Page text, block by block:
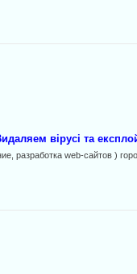
вірусі та
разработка web-сайтов )